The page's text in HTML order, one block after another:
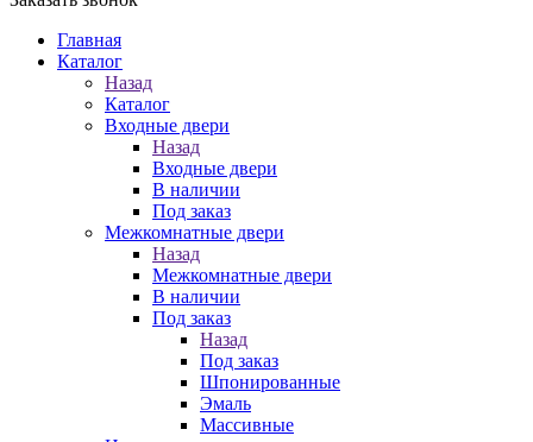
Главная
Каталог
Назад
Каталог
Входные двери
Назад
Входные двери
В наличии
Под заказ
Межкомнатные двери
Назад
Межкомнатные двери
В наличии
Под заказ
Назад
Под заказ
Шпонированные
Эмаль
Массивные